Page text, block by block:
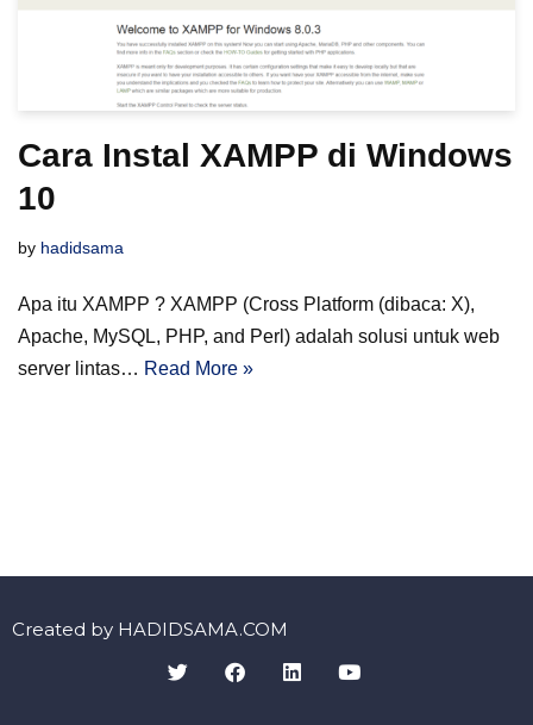
Cara Instal XAMPP di Windows
10
by hadidsama
Apa itu XAMPP ? XAMPP (Cross Platform (dibaca: X),
Apache, MySQL, PHP, and Perl) adalah solusi untuk web
server lintas… Read More »
Created by HADIDSAMA.COM